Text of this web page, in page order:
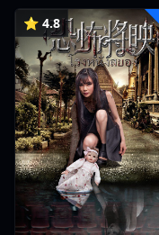
⭐ 4.8